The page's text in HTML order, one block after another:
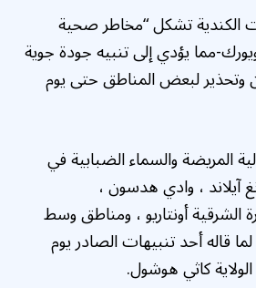
الكندية تشكل “مخاطر صحية
مما يؤدي إلى تنبيه جودة جوية
وتحذير لبعض المناطق حتى يوم
المريضة والسماء الضبابية في
آيلاند ، وادي هدسون ،
الشرقية أونتاريو ، ومناطق وسط
قاله أحد تنبيهات الصادر يوم
كاثي هوشول.